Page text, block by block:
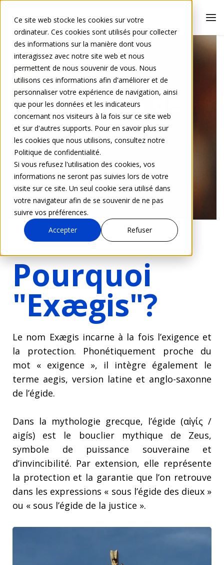
Ce site web stocke les cookies sur votre
ordinateur. Ces cookies sont utilisés pour collecter
des informations sur la manière dont vous
interagissez avec notre site web et nous
permettent de nous souvenir de vous. Nous
utilisons ces informations afin d'améliorer et de
personnaliser votre expérience de navigation, ainsi
que pour les données et les indicateurs
concernant nos visiteurs à la fois sur ce site web
et sur d'autres supports. Pour en savoir plus sur
les cookies que nous utilisons, consultez notre
Politique de confidentialité.
Si vous refusez l'utilisation des cookies, vos
informations ne seront pas suivies lors de votre
visite sur ce site. Un seul cookie sera utilisé dans
votre navigateur afin de se souvenir de ne pas
suivre vos préférences.
Accepter
Refuser
À propos de
nous
Pourquoi
"Exægis"?
Le nom Exægis incarne à la fois l’exigence et
la protection. Phonétiquement proche du
mot « exigence », il intègre également le
terme aegis, version latine et anglo-saxonne
de l’égide.
Dans la mythologie grecque, l’égide (αἰγίς /
aigís) est le bouclier mythique de Zeus,
symbole de puissance souveraine et
d’invincibilité. Par extension, elle représente
la protection et la garantie que l’on retrouve
dans les expressions « sous l’égide des dieux »
ou « sous l’égide de la justice ».